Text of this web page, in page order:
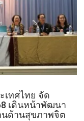
เทศไทย จัด
เดินหน้าพัฒนา
นด้านสุขภาพจิต